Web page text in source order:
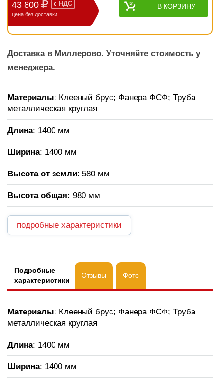
43 800 с НДС
цена без доставки
В КОРЗИНУ
Доставка в Миллерово. Уточняйте стоимость у
менеджера.
Материалы: Клееный брус; Фанера ФСФ; Труба
металлическая круглая
Длина: 1400 мм
Ширина: 1400 мм
Высота от земли: 580 мм
Высота общая: 980 мм
подробные характеристики
Подробные
характеристики
Отзывы Фото
Материалы: Клееный брус; Фанера ФСФ; Труба
металлическая круглая
Длина: 1400 мм
Ширина: 1400 мм